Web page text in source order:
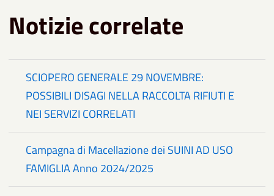
Notizie correlate
SCIOPERO GENERALE 29 NOVEMBRE:
POSSIBILI DISAGI NELLA RACCOLTA RIFIUTI E
NEI SERVIZI CORRELATI
Campagna di Macellazione dei SUINI AD USO
FAMIGLIA Anno 2024/2025